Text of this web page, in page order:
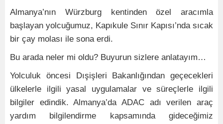
Almanya’nın Würzburg kentinden özel aracımla
başlayan yolcuğumuz, Kapıkule Sınır Kapısı’nda sıcak
bir çay molası ile sona erdi.
Bu arada neler mi oldu? Buyurun sizlere anlatayım…
Yolculuk öncesi Dışişleri Bakanlığından geçecekleri
ülkelerle ilgili yasal uygulamalar ve süreçlerle ilgili
bilgiler edindik. Almanya’da ADAC adı verilen araç
yardım bilgilendirme kapsamında gideceğimiz